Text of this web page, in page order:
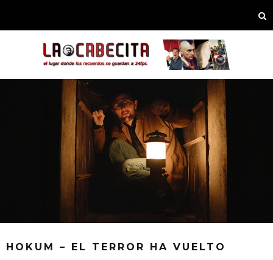
HOKUM – EL TERROR HA VUELTO